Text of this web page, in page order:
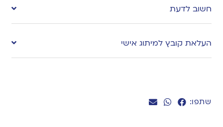
שתפו:
חשוב לדעת
העלאת קובץ למיתוג אישי